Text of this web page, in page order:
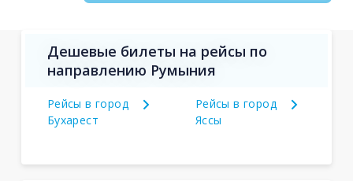
Дешевые билеты на рейсы по
направлению Румыния
Рейсы в город
Бухарест
Рейсы в город
Яссы